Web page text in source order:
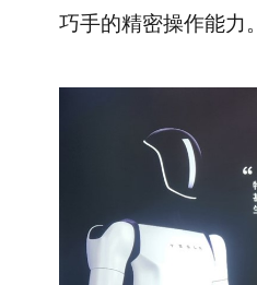
巧手的精密操作能力。